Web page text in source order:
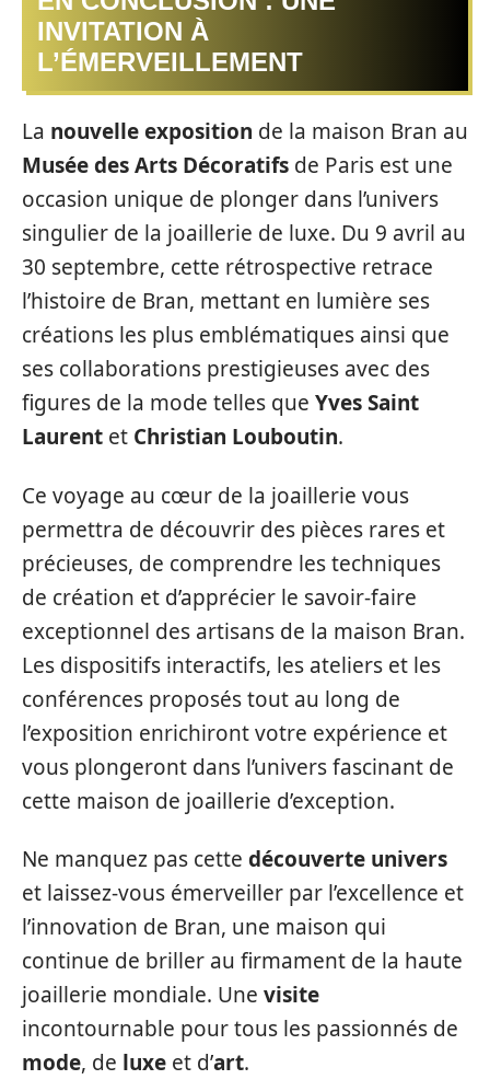
INVITATION À
L’ÉMERVEILLEMENT
La nouvelle exposition de la maison Bran au
Musée des Arts Décoratifs de Paris est une
occasion unique de plonger dans l’univers
singulier de la joaillerie de luxe. Du 9 avril au
30 septembre, cette rétrospective retrace
l’histoire de Bran, mettant en lumière ses
créations les plus emblématiques ainsi que
ses collaborations prestigieuses avec des
figures de la mode telles que Yves Saint
Laurent et Christian Louboutin.
Ce voyage au cœur de la joaillerie vous
permettra de découvrir des pièces rares et
précieuses, de comprendre les techniques
de création et d’apprécier le savoir-faire
exceptionnel des artisans de la maison Bran.
Les dispositifs interactifs, les ateliers et les
conférences proposés tout au long de
l’exposition enrichiront votre expérience et
vous plongeront dans l’univers fascinant de
cette maison de joaillerie d’exception.
Ne manquez pas cette découverte univers
et laissez-vous émerveiller par l’excellence et
l’innovation de Bran, une maison qui
continue de briller au firmament de la haute
joaillerie mondiale. Une visite
incontournable pour tous les passionnés de
mode, de luxe et d’art.